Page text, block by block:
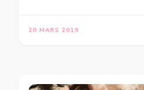
20 MARS 2019